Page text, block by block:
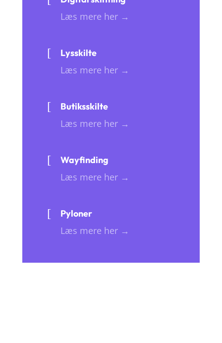
Læs mere her →
[ Lysskilte
Læs mere her →
[ Butiksskilte
Læs mere her →
[ Wayfinding
Læs mere her →
[ Pyloner
Læs mere her →